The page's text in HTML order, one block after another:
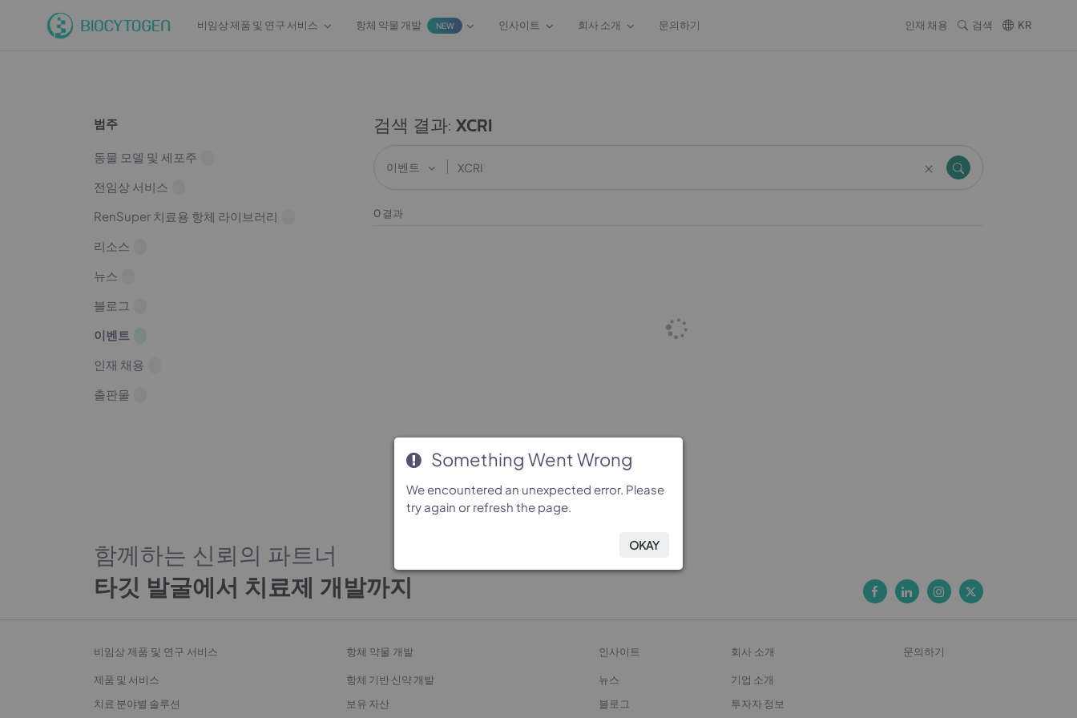
비임상 제품 및 연구 서비스 항체 약물 개발 NEW 인사이트 회사 소개 문의하기 인재 채용 검색 KR
범주
동물 모델 및 세포주
전임상 서비스
RenSuper 치료용 항체 라이브러리
리소스
뉴스
블로그
이벤트
인재 채용
출판물
검색 결과: XCRI
이벤트
0결과
함께하는 신뢰의 파트너
타깃 발굴에서 치료제 개발까지
비임상 제품 및 연구 서비스
제품 및 서비스
치료 분야별 솔루션
항체 약물 개발
항체 기반 신약 개발
보유 자산
인사이트
뉴스
블로그
회사 소개
기업 소개
투자자 정보
문의하기
Something Went Wrong
We encountered an unexpected error. Please
try again or refresh the page.
OKAY
Something Went Wrong
We encountered an unexpected error. Please
try again or refresh the page.
OKAY
Something Went Wrong
We encountered an unexpected error. Please
try again or refresh the page.
OKAY
Something Went Wrong
We encountered an unexpected error. Please
try again or refresh the page.
OKAY